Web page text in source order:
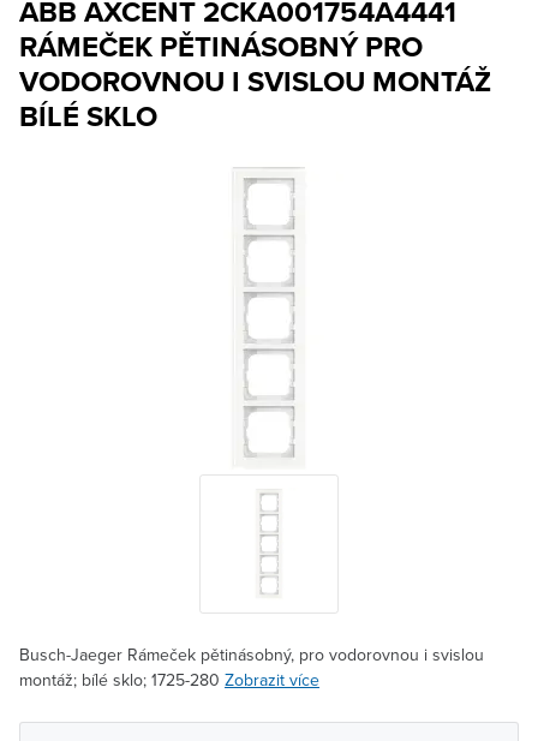
ABB AXCENT 2CKA001754A4441
RÁMEČEK PĚTINÁSOBNÝ PRO
VODOROVNOU I SVISLOU MONTÁŽ
BÍLÉ SKLO
Busch-Jaeger Rámeček pětinásobný, pro vodorovnou i svislou
montáž; bílé sklo; 1725-280 Zobrazit více